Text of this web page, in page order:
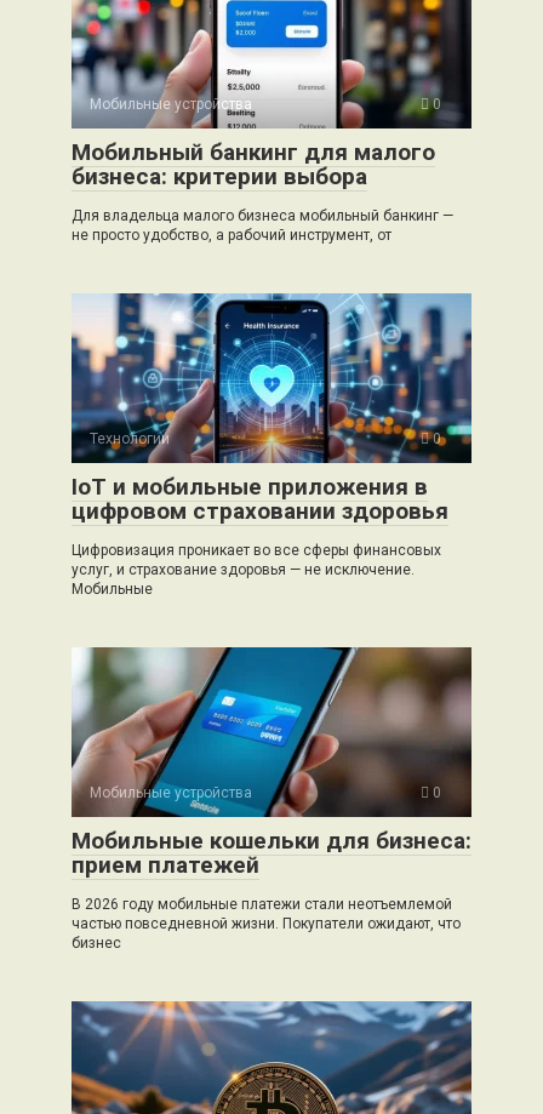
Мобильные устройства 0
Мобильный банкинг для малого
бизнеса: критерии выбора
Для владельца малого бизнеса мобильный банкинг —
не просто удобство, а рабочий инструмент, от
Технологии 0
IoT и мобильные приложения в
цифровом страховании здоровья
Цифровизация проникает во все сферы финансовых
услуг, и страхование здоровья — не исключение.
Мобильные
Мобильные устройства 0
Мобильные кошельки для бизнеса:
прием платежей
В 2026 году мобильные платежи стали неотъемлемой
частью повседневной жизни. Покупатели ожидают, что
бизнес